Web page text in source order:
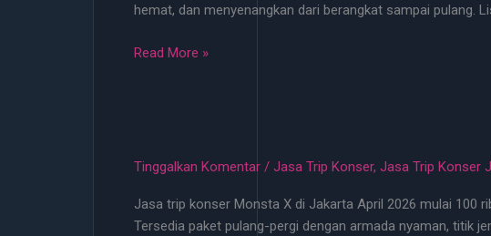
2026
100
hemat, dan menyenangkan dari berangkat sampai pulang.
Jasa
di
Vibes
Mulai
Read More »
Tinggalkan Komentar / Jasa Trip Konser, Jasa Trip Konser
Jasa trip konser Monsta X di Jakarta April 2026 mulai 100
Tersedia paket pulang-pergi dengan armada nyaman, titik